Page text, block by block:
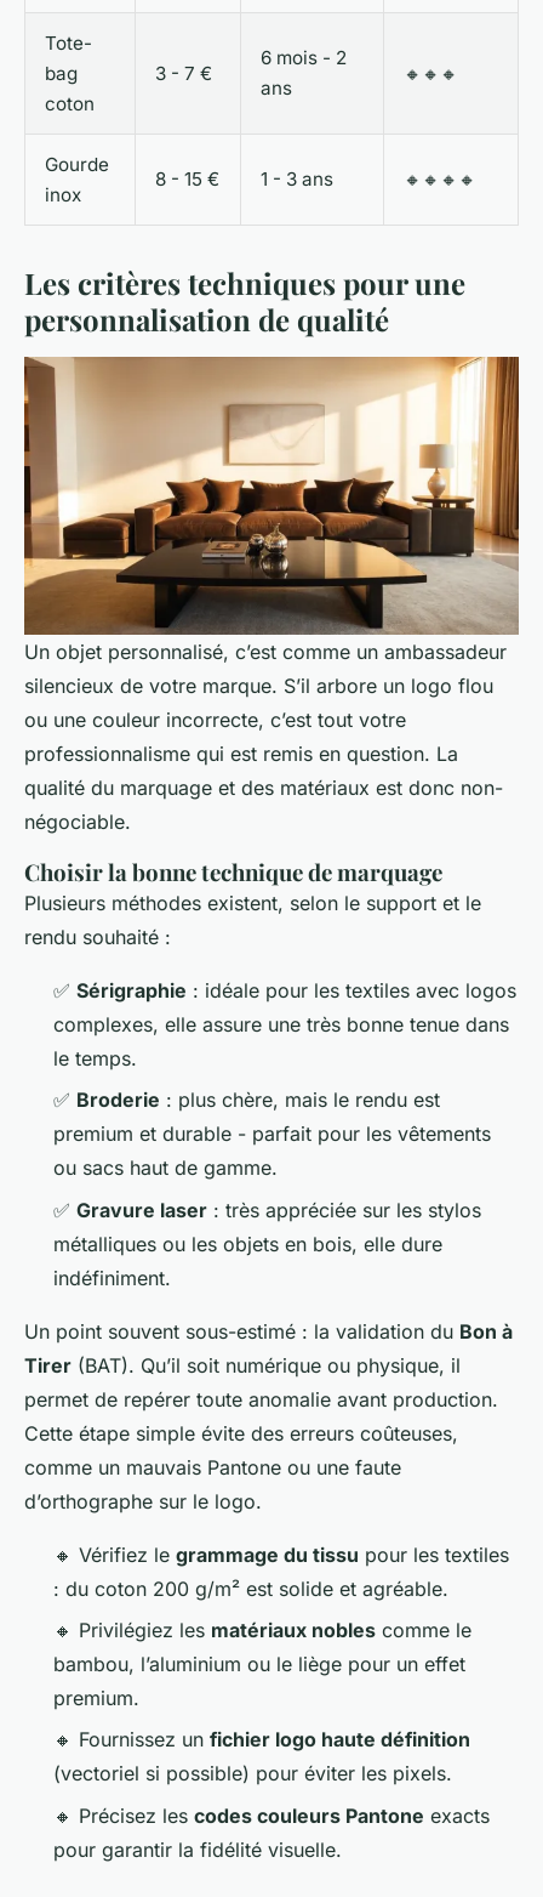
Tote-
bag
coton
3 - 7 €
6 mois - 2
ans
🔸🔸🔸
Gourde
inox
8 - 15 € 1 - 3 ans 🔸🔸🔸🔸
Les critères techniques pour une
personnalisation de qualité
Un objet personnalisé, c’est comme un ambassadeur
silencieux de votre marque. S’il arbore un logo flou
ou une couleur incorrecte, c’est tout votre
professionnalisme qui est remis en question. La
qualité du marquage et des matériaux est donc non-
négociable.
Choisir la bonne technique de marquage
Plusieurs méthodes existent, selon le support et le
rendu souhaité :
✅ Sérigraphie : idéale pour les textiles avec logos
complexes, elle assure une très bonne tenue dans
le temps.
✅ Broderie : plus chère, mais le rendu est
premium et durable - parfait pour les vêtements
ou sacs haut de gamme.
✅ Gravure laser : très appréciée sur les stylos
métalliques ou les objets en bois, elle dure
indéfiniment.
Un point souvent sous-estimé : la validation du Bon à
Tirer (BAT). Qu’il soit numérique ou physique, il
permet de repérer toute anomalie avant production.
Cette étape simple évite des erreurs coûteuses,
comme un mauvais Pantone ou une faute
d’orthographe sur le logo.
🔸 Vérifiez le grammage du tissu pour les textiles
: du coton 200 g/m² est solide et agréable.
🔸 Privilégiez les matériaux nobles comme le
bambou, l’aluminium ou le liège pour un effet
premium.
🔸 Fournissez un fichier logo haute définition
(vectoriel si possible) pour éviter les pixels.
🔸 Précisez les codes couleurs Pantone exacts
pour garantir la fidélité visuelle.